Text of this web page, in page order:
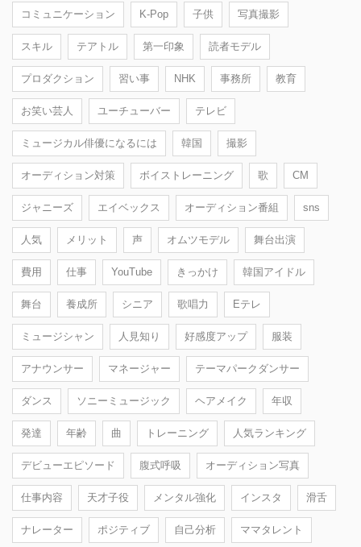
コミュニケーション K-Pop 子供 写真撮影
スキル テアトル 第一印象 読者モデル
プロダクション 習い事 NHK 事務所 教育
お笑い芸人 ユーチューバー テレビ
ミュージカル俳優になるには 韓国 撮影
オーディション対策 ボイストレーニング 歌 CM
ジャニーズ エイベックス オーディション番組 sns
人気 メリット 声 オムツモデル 舞台出演
費用 仕事 YouTube きっかけ 韓国アイドル
舞台 養成所 シニア 歌唱力 Eテレ
ミュージシャン 人見知り 好感度アップ 服装
アナウンサー マネージャー テーマパークダンサー
ダンス ソニーミュージック ヘアメイク 年収
発達 年齢 曲 トレーニング 人気ランキング
デビューエピソード 腹式呼吸 オーディション写真
仕事内容 天才子役 メンタル強化 インスタ 滑舌
ナレーター ポジティブ 自己分析 ママタレント